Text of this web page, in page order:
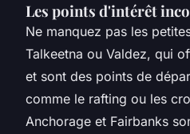
Les points d'intérêt
Ne manquez pas les
Talkeetna ou Valdez, qui
et sont des points de
comme le rafting ou les
Anchorage et Fairbanks